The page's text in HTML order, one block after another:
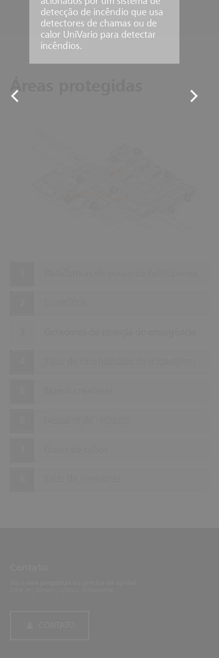
Áreas protegidas
detecção de incêndio que usa
detectores de chamas ou de
calor UniVario para detectar
incêndios.